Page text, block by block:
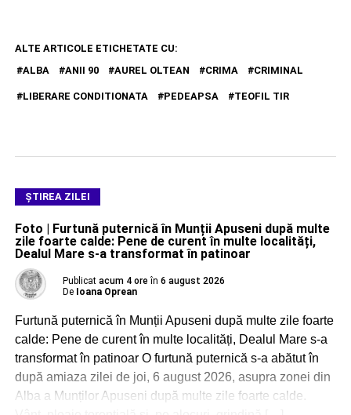
ALTE ARTICOLE ETICHETATE CU:
ALBA
ANII 90 AUREL OLTEAN CRIMA CRIMINAL
LIBERARE CONDITIONATA PEDEAPSA TEOFIL TIR
ŞTIREA ZILEI
Foto | Furtună puternică în Munții Apuseni după multe
zile foarte calde: Pene de curent în multe localități,
Dealul Mare s-a transformat în patinoar
Publicat acum 4 ore în 6 august 2026
De Ioana Oprean
Furtună puternică în Munții Apuseni după multe zile foarte
calde: Pene de curent în multe localități, Dealul Mare s-a
transformat în patinoar O furtună puternică s-a abătut în
după amiaza zilei de joi, 6 august 2026, asupra zonei din
Alba a Munților Apuseni după multe zile foarte calde.